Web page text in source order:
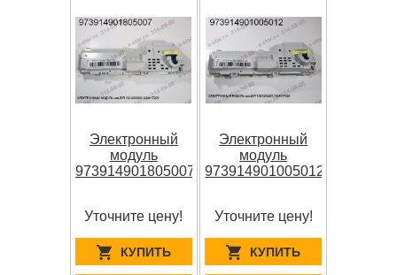
Электронный
модуль
973914901805007
Уточните цену!
КУПИТЬ
Электронный
модуль
973914901005012
Уточните цену!
КУПИТЬ